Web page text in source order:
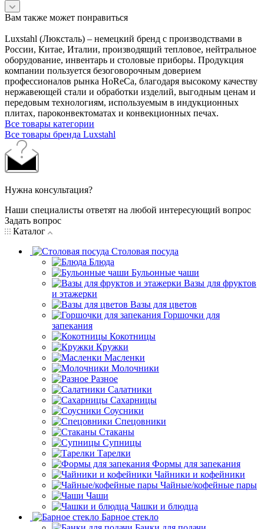
Вам также может понравиться
Luxstahl (Люксталь) – немецкий бренд с производствами в
России, Китае, Италии, производящий тепловое, нейтральное
оборудование, инвентарь и столовые приборы. Продукция
компании пользуется безоговорочным доверием
профессионалов рынка HoReCa, благодаря высокому качеству
нержавеющей стали и обработки изделий, выгодным ценам и
передовым технологиям, используемым в индукционных
плитах, пароконвектоматах и конвекционных печах.
Все товары категории
Все товары бренда Luxstahl
Нужна консультация?
Наши специалисты ответят на любой интересующий вопрос
Задать вопрос
Каталог
Столовая посуда
Блюда
Бульонные чаши
Вазы для фруктов
и этажерки
Вазы для цветов
Горшочки для
запекания
Кокотницы
Кружки
Масленки
Молочники
Разное
Салатники
Сахарницы
Соусники
Спецовники
Стаканы
Супницы
Тарелки
Формы для запекания
Чайники и кофейники
Чайные/кофейные пары
Чаши
Чашки и блюдца
Барное стекло